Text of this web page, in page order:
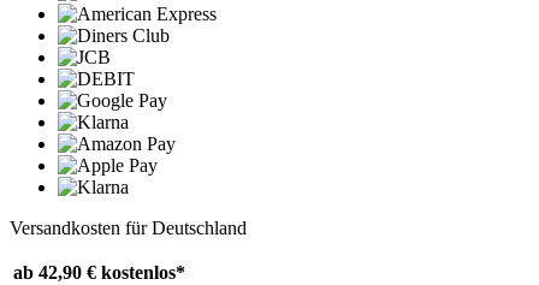
Versandkosten für Deutschland
ab 42,90 € kostenlos*